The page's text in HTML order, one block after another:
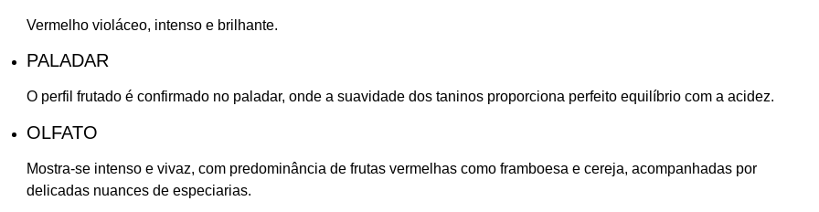
Vermelho violáceo, intenso e brilhante.
PALADAR
O perfil frutado é confirmado no paladar, onde a suavidade dos taninos proporciona perfeito equilíbrio com a acidez.
OLFATO
Mostra-se intenso e vivaz, com predominância de frutas vermelhas como framboesa e cereja, acompanhadas por
delicadas nuances de especiarias.